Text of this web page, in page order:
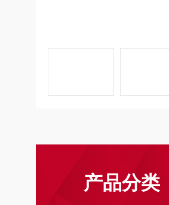
产品分类